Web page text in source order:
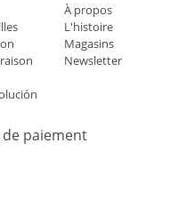
À propos
L'histoire
Magasins
Newsletter
paiement